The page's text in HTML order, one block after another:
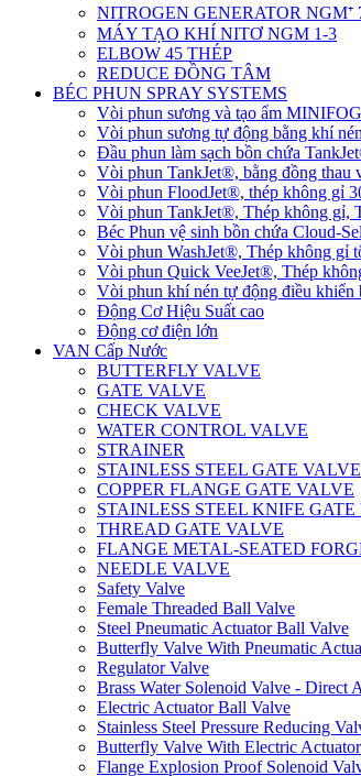
NITROGEN GENERATOR NGM⁺
MÁY TẠO KHÍ NITƠ NGM 1-3
ELBOW 45 THÉP
REDUCE ĐỒNG TÂM
BÉC PHUN SPRAY SYSTEMS
Vòi phun sương và tạo ẩm
Vòi phun sương tự động bằng khí
Đầu phun làm sạch bồn chứa
Vòi phun TankJet®, bằng đồng thau
Vòi phun FloodJet®, thép không gỉ
Vòi phun TankJet®, Thép không gỉ,
Béc Phun vệ sinh bồn chứa Cloud-
Vòi phun WashJet®, Thép không gỉ
Vòi phun Quick VeeJet®, Thép
Vòi phun khí nén tự động điều
Động Cơ Hiệu Suất cao
Động cơ điện lớn
VAN Cấp Nước
BUTTERFLY VALVE
GATE VALVE
CHECK VALVE
WATER CONTROL VALVE
STRAINER
STAINLESS STEEL GATE VALVE
COPPER FLANGE GATE VALVE
STAINLESS STEEL KNIFE
THREAD GATE VALVE
FLANGE METAL-SEATED
NEEDLE VALVE
Safety Valve
Female Threaded Ball Valve
Steel Pneumatic Actuator Ball Valve
Butterfly Valve With Pneumatic
Regulator Valve
Brass Water Solenoid Valve - Direct
Electric Actuator Ball Valve
Stainless Steel Pressure Reducing
Butterfly Valve With Electric Actuator
Flange Explosion Proof Solenoid